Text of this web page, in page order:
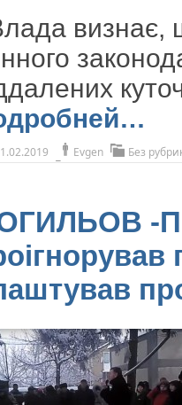
визнає,
Evgen Без
-